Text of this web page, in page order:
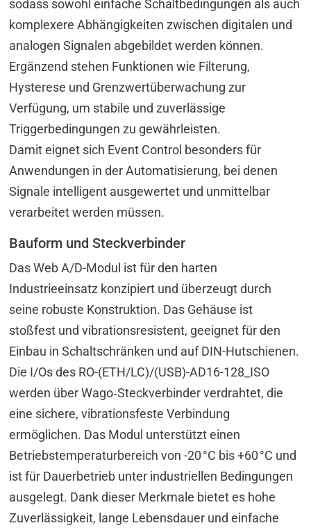
sodass sowohl einfache Schaltbedingungen als auch
komplexere Abhängigkeiten zwischen digitalen und
analogen Signalen abgebildet werden können.
Ergänzend stehen Funktionen wie Filterung,
Hysterese und Grenzwertüberwachung zur
Verfügung, um stabile und zuverlässige
Triggerbedingungen zu gewährleisten.
Damit eignet sich Event Control besonders für
Anwendungen in der Automatisierung, bei denen
Signale intelligent ausgewertet und unmittelbar
verarbeitet werden müssen.
Bauform und Steckverbinder
Das Web A/D-Modul ist für den harten
Industrieeinsatz konzipiert und überzeugt durch
seine robuste Konstruktion. Das Gehäuse ist
stoßfest und vibrationsresistent, geeignet für den
Einbau in Schaltschränken und auf DIN-Hutschienen.
Die I/Os des RO-(ETH/LC)/(USB)-AD16-128_ISO
werden über Wago‑Steckverbinder verdrahtet, die
eine sichere, vibrationsfeste Verbindung
ermöglichen. Das Modul unterstützt einen
Betriebstemperaturbereich von -20 °C bis +60 °C und
ist für Dauerbetrieb unter industriellen Bedingungen
ausgelegt. Dank dieser Merkmale bietet es hohe
Zuverlässigkeit, lange Lebensdauer und einfache